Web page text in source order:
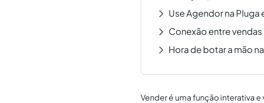
Use Agendor na
Conexão entre vendas
Hora de botar a mão
Vender é uma função interativa